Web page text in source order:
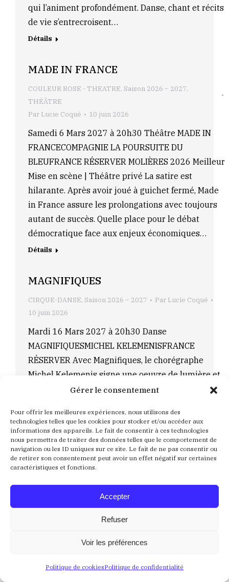
Gérer le consentement
Pour offrir les meilleures expériences, nous utilisons des
technologies telles que les cookies pour stocker et/ou accéder aux
informations des appareils. Le fait de consentir à ces technologies
nous permettra de traiter des données telles que le comportement de
navigation ou les ID uniques sur ce site. Le fait de ne pas consentir ou
de retirer son consentement peut avoir un effet négatif sur certaines
caractéristiques et fonctions.
Accepter
Refuser
Voir les préférences
Politique de cookiesPolitique de confidentialité
qui l’animent profondément. Danse, chant et récits
de vie s’entrecroisent…
Détails
MADE IN FRANCE
COULEUR ROSE - THEATRE, Saison 2026 – 2027,
THÉÂTRE
Par Lucie Coqué 10 juin 2026
Samedi 6 Mars 2027 à 20h30 Théâtre MADE IN
FRANCECOMPAGNIE LA POURSUITE DU
BLEUFRANCE RÉSERVER MOLIÈRES 2026 Meilleur
Mise en scène | Théâtre privé La satire est
hilarante. Après avoir joué à guichet fermé, Made
in France assure les prolongations avec toujours
autant de succès. Quelle place pour le débat
démocratique face aux enjeux économiques…
Détails
MAGNIFIQUES
CIRQUE-DANSE, Saison 2026 – 2027 Par Lucie Coqué
10 juin 2026
Mardi 16 Mars 2027 à 20h30 Danse
MAGNIFIQUESMICHEL KELEMENISFRANCE
RÉSERVER Avec Magnifiques, le chorégraphe
Michel Kelemenis signe une oeuvre de lumière et
de fête, un hymne vibrant à la vie et à la danse.
déploient d’abord dans la grâce des mouvements
classiques, au son du Magnificat de Jean-
Sébastien…
Détails
PAUL DE SAINT SERNIN
10 juin 2026
SAINT SERNINPAUL DE SAINT SERNINFRANCE